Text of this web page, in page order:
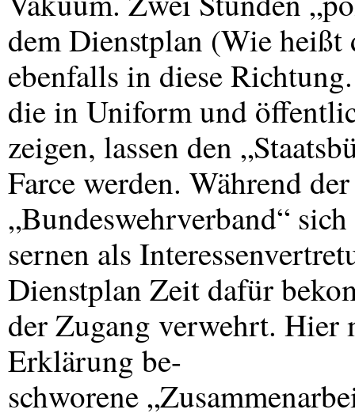
dem Dienstplan (Wie
ebenfalls in diese
die in Uniform und
zeigen, lassen den
Farce werden. Während
„Bundeswehrverband“
sernen als
Dienstplan Zeit dafür
der Zugang verwehrt. Hier
Erklärung be-
schworene